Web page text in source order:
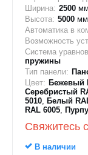
Ширина: 2500 мм
Высота: 5000 мм
Автоматика в
Возможность
Система
пружины
Тип панели:
Цвет: Бежевый
Серебристый
5010, Белый
RAL 6005,
Свяжитесь
В наличии